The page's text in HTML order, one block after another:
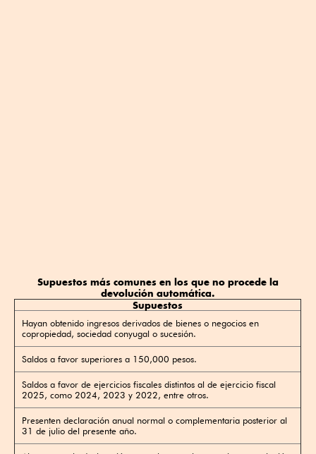
Supuestos más comunes en los que no procede la
devolución automática.
Supuestos
Hayan obtenido ingresos derivados de bienes o negocios en
copropiedad, sociedad conyugal o sucesión.
Saldos a favor superiores a 150,000 pesos.
Saldos a favor de ejercicios fiscales distintos al de ejercicio fiscal
2025, como 2024, 2023 y 2022, entre otros.
Presenten declaración anual normal o complementaria posterior al
31 de julio del presente año.